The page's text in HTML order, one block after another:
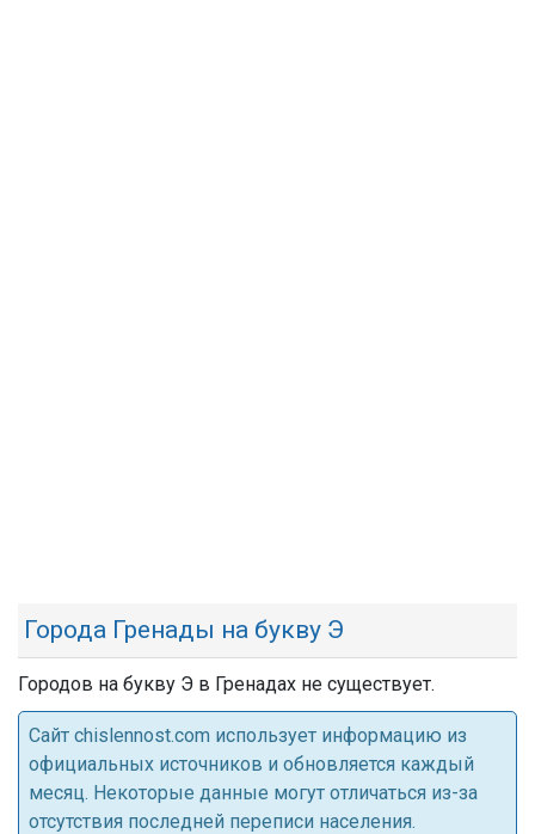
Города Гренады на букву Э
Городов на букву Э в Гренадах не существует.
Cайт chislennost.com использует информацию из
официальных источников и обновляется каждый
месяц. Некоторые данные могут отличаться из-за
отсутствия последней переписи населения.